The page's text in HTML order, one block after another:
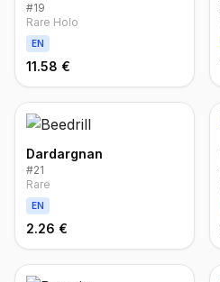
#19
Rare Holo
EN
11.58 €
Dardargnan
#21
Rare
EN
2.26 €